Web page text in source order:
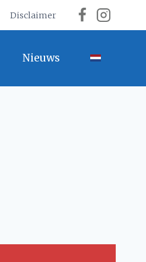
Disclaimer
Nieuws